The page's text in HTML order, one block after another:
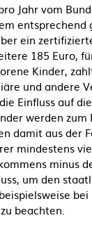
Jahr vom
entsprechend
ein
185 Euro,
Kinder,
und andere
Einfluss auf
werden zum
damit aus der
mindestens
minus
um den
bei
beachten.